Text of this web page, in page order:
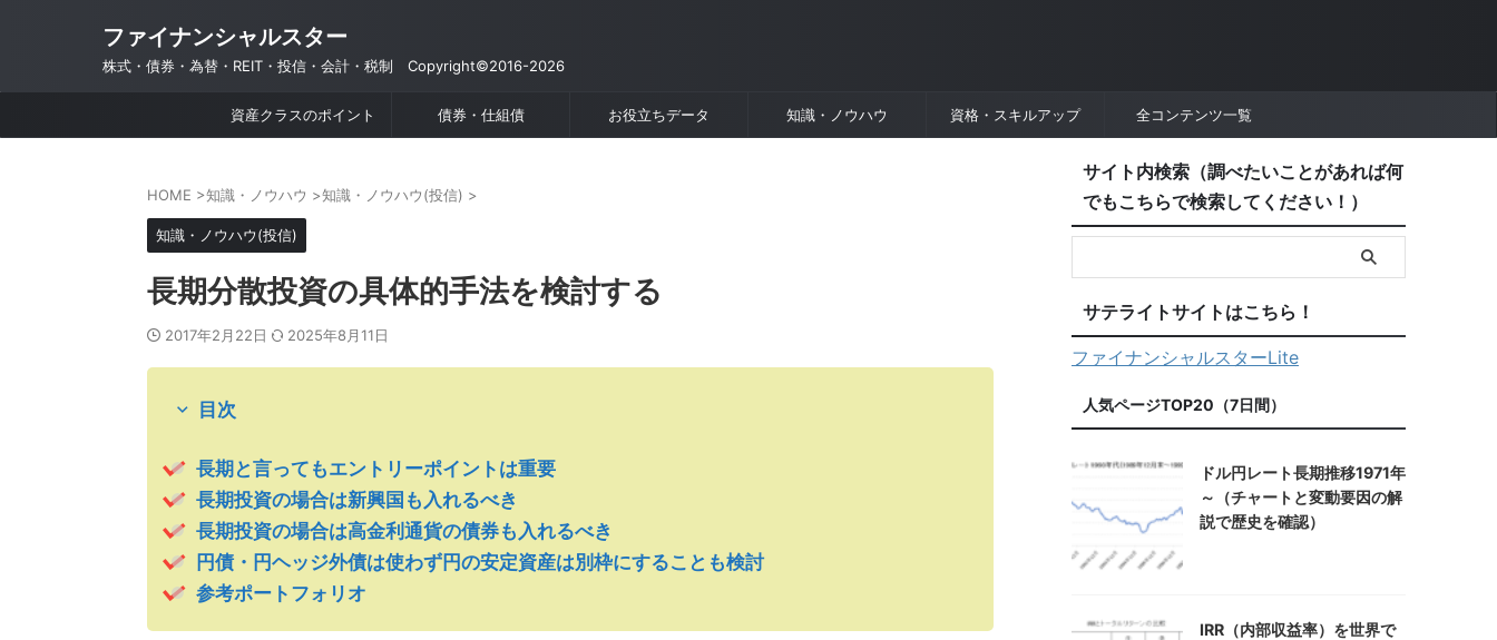
ファイナンシャルスター
株式・債券・為替・REIT・投信・会計・税制 Copyright©2016-2026
資産クラスのポイント 債券・仕組債 お役立ちデータ 知識・ノウハウ 資格・スキルアップ 全コンテンツ一覧
HOME >知識・ノウハウ >知識・ノウハウ(投信) >
知識・ノウハウ(投信)
長期分散投資の具体的手法を検討する
2017年2月22日 2025年8月11日
目次
長期と言ってもエントリーポイントは重要
長期投資の場合は新興国も入れるべき
長期投資の場合は高金利通貨の債券も入れるべき
円債・円ヘッジ外債は使わず円の安定資産は別枠にすることも検討
参考ポートフォリオ
サイト内検索（調べたいことがあれば何
でもこちらで検索してください！）
サテライトサイトはこちら！
ファイナンシャルスターLite
人気ページTOP20（7日間）
ドル円レート長期推移1971年
～（チャートと変動要因の解
説で歴史を確認）
IRR（内部収益率）を世界で